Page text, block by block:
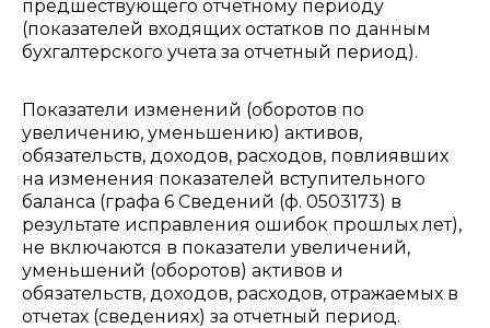
предшествующего отчетному периоду
(показателей входящих остатков по данным
бухгалтерского учета за отчетный период).
Показатели изменений (оборотов по
увеличению, уменьшению) активов,
обязательств, доходов, расходов, повлиявших
на изменения показателей вступительного
баланса (графа 6 Сведений (ф. 0503173) в
результате исправления ошибок прошлых лет),
не включаются в показатели увеличений,
уменьшений (оборотов) активов и
обязательств, доходов, расходов, отражаемых в
отчетах (сведениях) за отчетный период.